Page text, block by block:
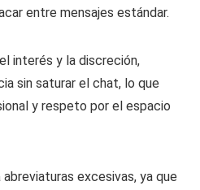
entre mensajes estándar.
interés y la discreción,
sin saturar el chat, lo que
y respeto por el espacio
excesivas, ya que